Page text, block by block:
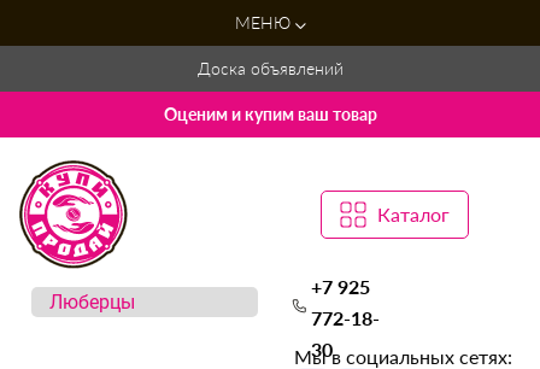
МЕНЮ
Доска объявлений
Оценим и купим ваш товар
Каталог
+7 925
772-18-
30
Мы в социальных сетях: